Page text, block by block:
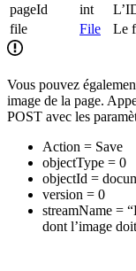
pageId
int
file
File Le
Vous pouvez
image de la page.
POST avec les
Action = Save
objectType = 0
objectId =
version = 0
streamName =
dont l’image